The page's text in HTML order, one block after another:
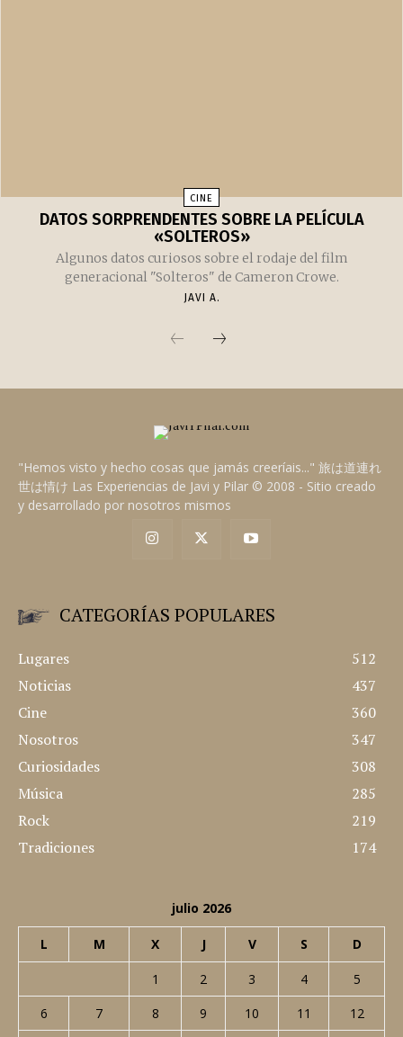
CINE
DATOS SORPRENDENTES SOBRE LA PELÍCULA
«SOLTEROS»
Algunos datos curiosos sobre el rodaje del film
generacional "Solteros" de Cameron Crowe.
JAVI A.
"Hemos visto y hecho cosas que jamás creeríais..." 旅は道連れ
世は情け Las Experiencias de Javi y Pilar © 2008 - Sitio creado
y desarrollado por nosotros mismos
CATEGORÍAS POPULARES
Lugares
512
Noticias
437
Cine
360
Nosotros
347
Curiosidades
308
Música
285
Rock
219
Tradiciones
174
julio 2026
L M X J V S D
1 2 3 4
5
6
7 8 9 10 11 12